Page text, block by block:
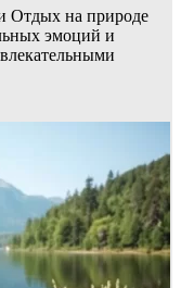
Отдых на природе
эмоций и